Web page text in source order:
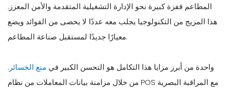
المطاعم قفزة كبيرة نحو الإدارة التشغيلية المتقدمة والأمن المعزز.
هذا المزيج من التكنولوجيا يجلب معه عددًا لا يحصى من الفوائد ويضع
معيارًا جديدًا لمستقبل صناعة المطاعم.
واحدة من أبرز مزايا هذا التكامل هو التحسن الكبير في منع الخسائر .
من خلال مزامنة بيانات المعاملات من نظام POS مع المراقبة البصرية